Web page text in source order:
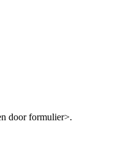
door formulier>.